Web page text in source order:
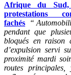
Afrique du Sud,
protestations
fachés
“
pendant que
bloqués en raison
d’expulsion servi
proximité mardi
routes